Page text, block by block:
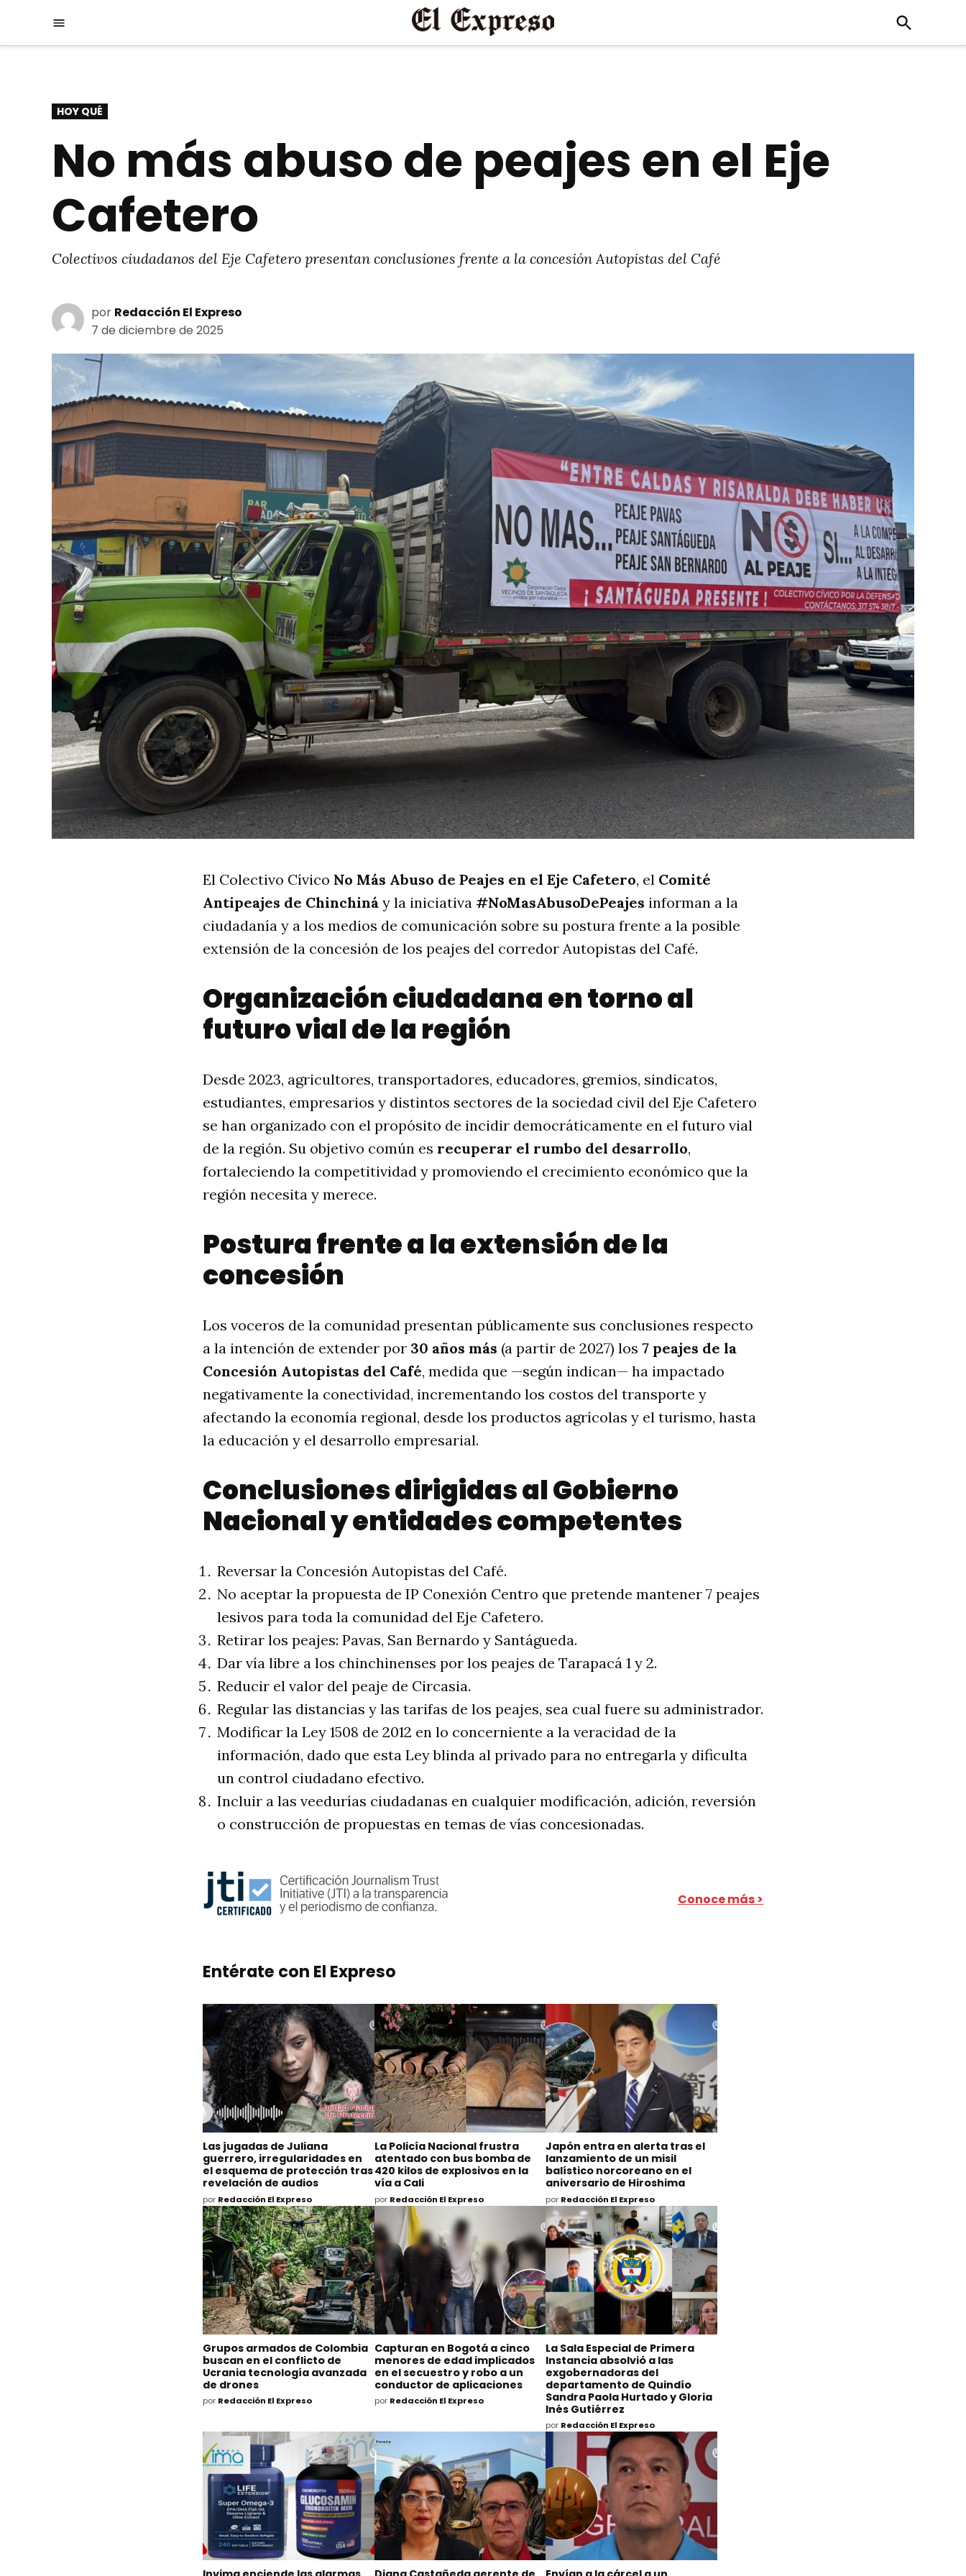
Menú
Open
Search
PUBLICADO
EN
HOY QUÉ
No más abuso de peajes en el Eje
Cafetero
Colectivos ciudadanos del Eje Cafetero presentan conclusiones frente a la concesión Autopistas del Café
por Redacción El Expreso
7 de diciembre de 2025
El Colectivo Cívico No Más Abuso de Peajes en el Eje Cafetero, el Comité
Antipeajes de Chinchiná y la iniciativa #NoMasAbusoDePeajes informan a la
ciudadanía y a los medios de comunicación sobre su postura frente a la posible
extensión de la concesión de los peajes del corredor Autopistas del Café.
Organización ciudadana en torno al
futuro vial de la región
Desde 2023, agricultores, transportadores, educadores, gremios, sindicatos,
estudiantes, empresarios y distintos sectores de la sociedad civil del Eje Cafetero
se han organizado con el propósito de incidir democráticamente en el futuro vial
de la región. Su objetivo común es recuperar el rumbo del desarrollo,
fortaleciendo la competitividad y promoviendo el crecimiento económico que la
región necesita y merece.
Postura frente a la extensión de la
concesión
Los voceros de la comunidad presentan públicamente sus conclusiones respecto
a la intención de extender por 30 años más (a partir de 2027) los 7 peajes de la
Concesión Autopistas del Café, medida que —según indican— ha impactado
negativamente la conectividad, incrementando los costos del transporte y
afectando la economía regional, desde los productos agrícolas y el turismo, hasta
la educación y el desarrollo empresarial.
Conclusiones dirigidas al Gobierno
Nacional y entidades competentes
Reversar la Concesión Autopistas del Café.
No aceptar la propuesta de IP Conexión Centro que pretende mantener 7 peajes
lesivos para toda la comunidad del Eje Cafetero.
Retirar los peajes: Pavas, San Bernardo y Santágueda.
Dar vía libre a los chinchinenses por los peajes de Tarapacá 1 y 2.
Reducir el valor del peaje de Circasia.
Regular las distancias y las tarifas de los peajes, sea cual fuere su administrador.
Modificar la Ley 1508 de 2012 en lo concerniente a la veracidad de la
información, dado que esta Ley blinda al privado para no entregarla y dificulta
un control ciudadano efectivo.
Incluir a las veedurías ciudadanas en cualquier modificación, adición, reversión
o construcción de propuestas en temas de vías concesionadas.
Conoce más >
Entérate con El Expreso
Las jugadas de Juliana
guerrero, irregularidades en
el esquema de protección tras
revelación de audios
por Redacción El Expreso
La Policía Nacional frustra
atentado con bus bomba de
420 kilos de explosivos en la
vía a Cali
por Redacción El Expreso
Japón entra en alerta tras el
lanzamiento de un misil
balístico norcoreano en el
aniversario de Hiroshima
por Redacción El Expreso
Grupos armados de Colombia
buscan en el conflicto de
Ucrania tecnología avanzada
de drones
por Redacción El Expreso
Capturan en Bogotá a cinco
menores de edad implicados
en el secuestro y robo a un
conductor de aplicaciones
por Redacción El Expreso
La Sala Especial de Primera
Instancia absolvió a las
exgobernadoras del
departamento de Quindío
Sandra Paola Hurtado y Gloria
Inés Gutiérrez
por Redacción El Expreso